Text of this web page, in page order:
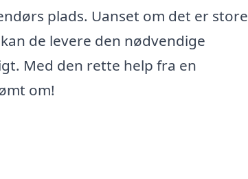
plads. Uanset om det er store
de levere den nødvendige
Med den rette help fra en
om!